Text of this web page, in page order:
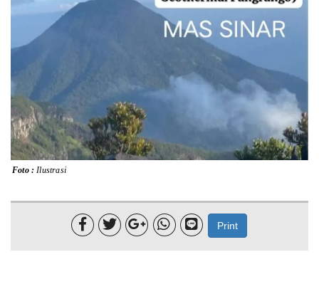
Pertanian
Edukasi
Opini
Mahar TV
Foto : Ilustrasi
     Print